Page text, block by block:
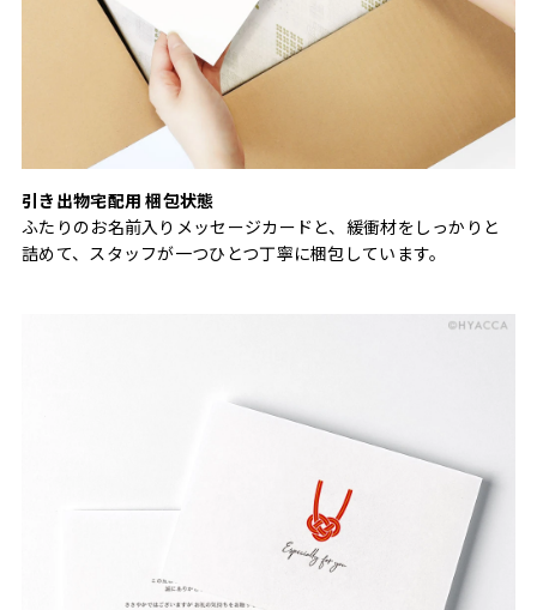
引き出物宅配用 梱包状態
ふたりのお名前入りメッセージカードと、緩衝材をしっかりと
詰めて、スタッフが一つひとつ丁寧に梱包しています。